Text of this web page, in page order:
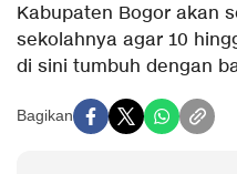
Kabupaten Bogor akan
sekolahnya agar 10
di sini tumbuh dengan
Bagikan